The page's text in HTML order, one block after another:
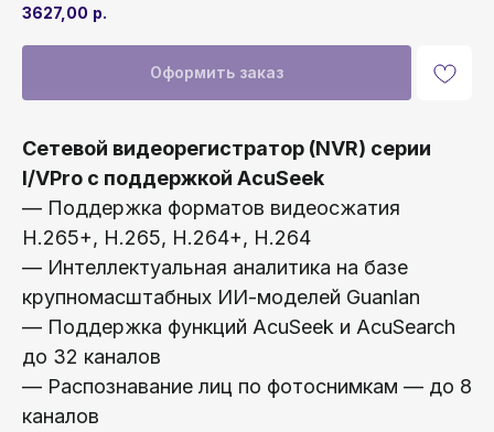
3627,00 р.
Оформить заказ
Сетевой видеорегистратор (NVR) серии
I/VPro с поддержкой AcuSeek
— Поддержка форматов видеосжатия
H.265+, H.265, H.264+, H.264
— Интеллектуальная аналитика на базе
крупномасштабных ИИ-моделей Guanlan
— Поддержка функций AcuSeek и AcuSearch
до 32 каналов
— Распознавание лиц по фотоснимкам — до 8
каналов